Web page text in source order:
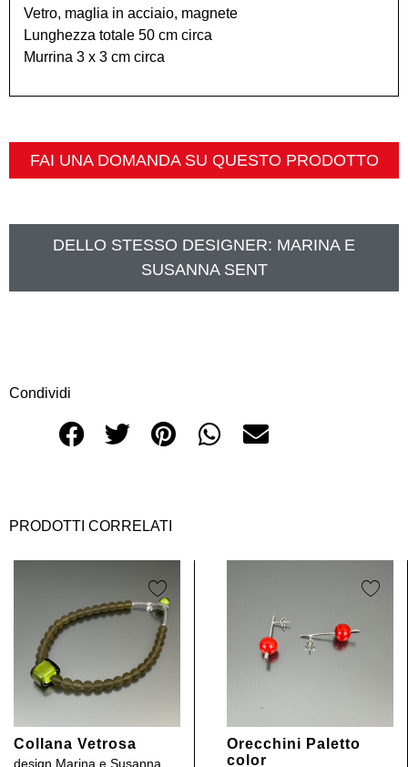
Vetro, maglia in acciaio, magnete
Lunghezza totale 50 cm circa
Murrina 3 x 3 cm circa
FAI UNA DOMANDA SU QUESTO PRODOTTO
DELLO STESSO DESIGNER: MARINA E
SUSANNA SENT
Condividi
PRODOTTI CORRELATI
Collana Vetrosa
design Marina e Susanna
Orecchini Paletto
color